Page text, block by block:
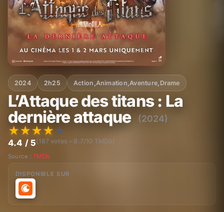
2024 2h25 Action ,Animation,Aventure, Drame
L’Attaque des titans : La
dernière attaque
(2024)
★★★★★
4.4 / 5(187 votes – 8.7/10 TMDb)
Source :TMDb
DISPONIBLE SUR